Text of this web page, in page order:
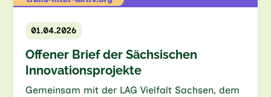
01.04.2026
Offener Brief der Sächsischen
Innovationsprojekte
Gemeinsam mit der LAG Vielfalt Sachsen, dem